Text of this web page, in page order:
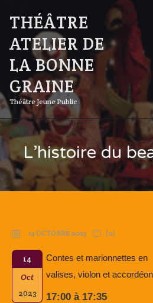
THÉÂTRE
ATELIER DE
LA BONNE
GRAINE
Théâtre Jeune Public
L’histoire du
14 OCTOBRE 2023 (0)
14
Oct
2023
Contes et marionnettes en
valises, violon et accordéon
17:00 à 17:35